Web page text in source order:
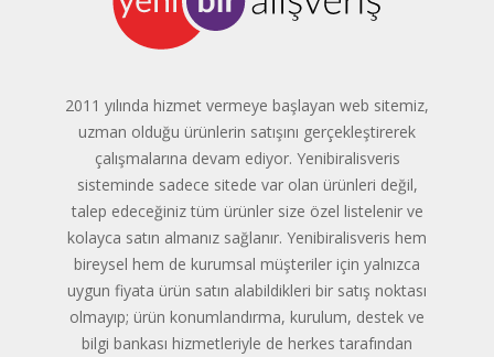
2011 yılında hizmet vermeye başlayan web sitemiz,
uzman olduğu ürünlerin satışını gerçekleştirerek
çalışmalarına devam ediyor. Yenibiralisveris
sisteminde sadece sitede var olan ürünleri değil,
talep edeceğiniz tüm ürünler size özel listelenir ve
kolayca satın almanız sağlanır. Yenibiralisveris hem
bireysel hem de kurumsal müşteriler için yalnızca
uygun fiyata ürün satın alabildikleri bir satış noktası
olmayıp; ürün konumlandırma, kurulum, destek ve
bilgi bankası hizmetleriyle de herkes tarafından